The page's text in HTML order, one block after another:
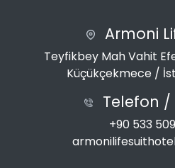
Armoni
Teyfikbey Mah Vahit
Küçükçekmece /
Telefon /
+90 533